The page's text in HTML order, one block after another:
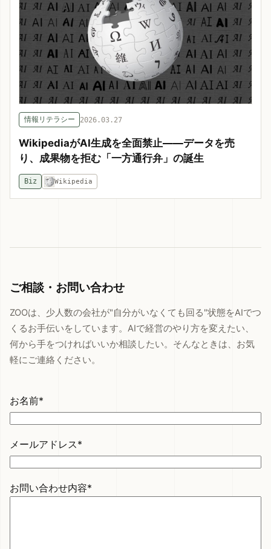
情報リテラシー 2026.03.27
WikipediaがAI生成を全面禁止——データを売
り、成果物を拒む「一方通行弁」の誕生
Biz Wikipedia
ご相談・お問い合わせ
ZOOは、少人数の会社が"自分がいなくても回る"状態をAIでつ
くるお手伝いをしています。AIで経営のやり方を変えたい、
何から手をつければいいか相談したい。そんなときは、お気
軽にご連絡ください。
お名前*
メールアドレス*
お問い合わせ内容*